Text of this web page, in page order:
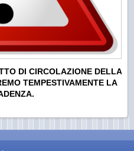
DI CIRCOLAZIONE DELLA
TEMPESTIVAMENTE LA